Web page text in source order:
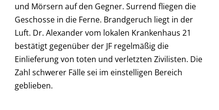
und Mörsern auf den Gegner. Surrend fliegen die
Geschosse in die Ferne. Brandgeruch liegt in der
Luft. Dr. Alexander vom lokalen Krankenhaus 21
bestätigt gegenüber der JF regelmäßig die
Einlieferung von toten und verletzten Zivilisten. Die
Zahl schwerer Fälle sei im einstelligen Bereich
geblieben.